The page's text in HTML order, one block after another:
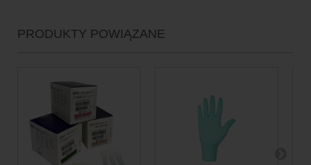
PRODUKTY POWIĄZANE